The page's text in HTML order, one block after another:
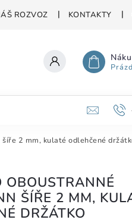
ROZVOZ KONTAKTY
2 mm, kulaté odlehčené
OBOUSTRANNÉ
ŠÍŘE 2 MM,
DRŽÁTKO